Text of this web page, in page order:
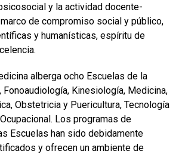
y la actividad docente-
de compromiso social y público,
y humanísticas, espíritu de
alberga ocho Escuelas de la
Fonoaudiología, Kinesiología, Medicina,
Obstetricia y Puericultura, Tecnología
Los programas de
Escuelas han sido debidamente
y ofrecen un ambiente de